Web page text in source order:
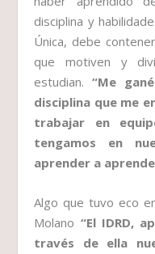
disciplina y
Única, debe
que motiven y
estudian.“Me
disciplina que me
trabajar en
tengamos en
aprender a
Algo que tuvo eco
Molano “El IDRD,
través de ella